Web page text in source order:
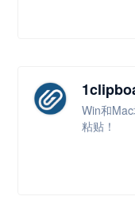
Win和
粘贴！